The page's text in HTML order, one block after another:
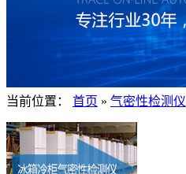
当前位置： 首页 » 气密性检测仪